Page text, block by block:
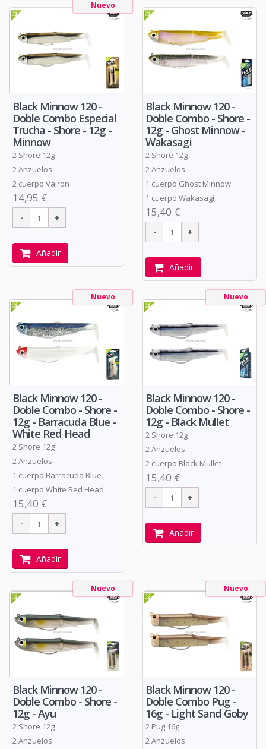
Nuevo
Black Minnow 120 -
Doble Combo Especial
Trucha - Shore - 12g -
Minnow
2 Shore 12g
2 Anzuelos
2 cuerpo Vairon
14,95 €
Añadir
Black Minnow 120 -
Doble Combo - Shore -
12g - Ghost Minnow -
Wakasagi
2 Shore 12g
2 Anzuelos
1 cuerpo Ghost Minnow
1 cuerpo Wakasagi
15,40 €
Añadir
Nuevo
Black Minnow 120 -
Doble Combo - Shore -
12g - Barracuda Blue -
White Red Head
2 Shore 12g
2 Anzuelos
1 cuerpo Barracuda Blue
1 cuerpo White Red Head
15,40 €
Añadir
Nuevo
Black Minnow 120 -
Doble Combo - Shore -
12g - Black Mullet
2 Shore 12g
2 Anzuelos
2 cuerpo Black Mullet
15,40 €
Añadir
Nuevo
Black Minnow 120 -
Doble Combo - Shore -
12g - Ayu
2 Shore 12g
2 Anzuelos
Nuevo
Black Minnow 120 -
Doble Combo Pug -
16g - Light Sand Goby
2 Pug 16g
2 Anzuelos